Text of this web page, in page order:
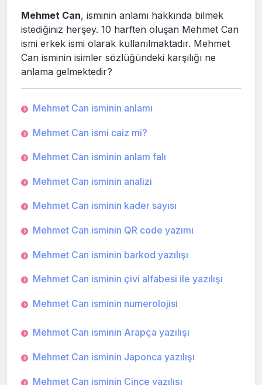
Mehmet Can, isminin anlamı hakkında bilmek
istediğiniz herşey. 10 harften oluşan Mehmet Can
ismi erkek ismi olarak kullanılmaktadır. Mehmet
Can isminin isimler sözlüğündeki karşılığı ne
anlama gelmektedir?
Mehmet Can isminin anlamı
Mehmet Can ismi caiz mi?
Mehmet Can isminin anlam falı
Mehmet Can isminin analizi
Mehmet Can isminin kader sayısı
Mehmet Can isminin QR code yazımı
Mehmet Can isminin barkod yazılışı
Mehmet Can isminin çivi alfabesi ile yazılışı
Mehmet Can isminin numerolojisi
Mehmet Can isminin Arapça yazılışı
Mehmet Can isminin Japonca yazılışı
Mehmet Can isminin Çince yazılışı